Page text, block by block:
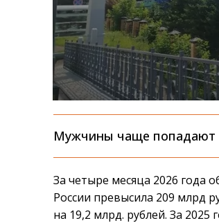
Мужчины чаще попадают
За четыре месяца 2026 года
России превысила 209 млрд
на 19,2 млрд. рублей. За 2025